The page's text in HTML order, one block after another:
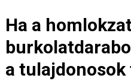
Ha a
a tulajdonosok